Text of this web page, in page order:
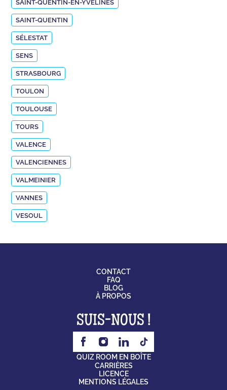
SAINT-QUENTIN-EN-YVELINES
SAINT-QUENTIN
SÉLESTAT
SENS
STRASBOURG
TOULON
TOULOUSE
TOURS
VALENCE
VALENCIENNES
VALMEINIER
VANNES
VESOUL
CONTACT
FAQ
BLOG
À PROPOS
SUIS-NOUS !
QUIZ ROOM EN BOÎTE
CARRIÈRES
LICENCE
MENTIONS LÉGALES